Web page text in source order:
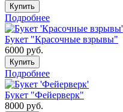
Купить
Подробнее
Букет "Красочные взрывы"
6000 руб.
Купить
Подробнее
Букет "Фейерверк"
8000 руб.